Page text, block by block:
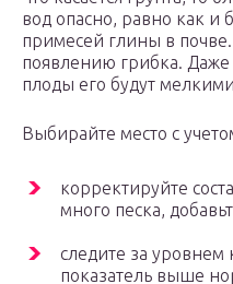
вод опасно, равно как и
примесей глины в
появлению грибка.
плоды его будут
Выбирайте место с
корректируйте
много песка,
следите за уровнем
показатель выше